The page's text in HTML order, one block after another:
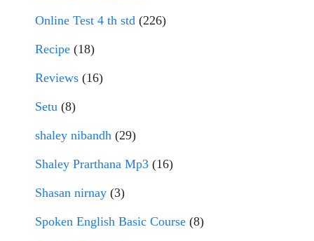
Online Test 4 th std (226)
Recipe (18)
Reviews (16)
Setu (8)
shaley nibandh (29)
Shaley Prarthana Mp3 (16)
Shasan nirnay (3)
Spoken English Basic Course (8)